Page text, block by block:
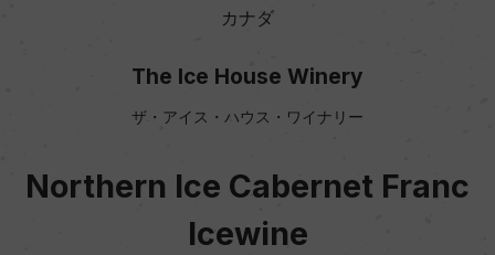
カナダ
The Ice House Winery
ザ・アイス・ハウス・ワイナリー
Northern Ice Cabernet Franc
Icewine